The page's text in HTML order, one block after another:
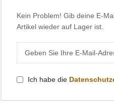
Kein Problem! Gib deine E-
Artikel wieder auf Lager ist.
Ich habe die